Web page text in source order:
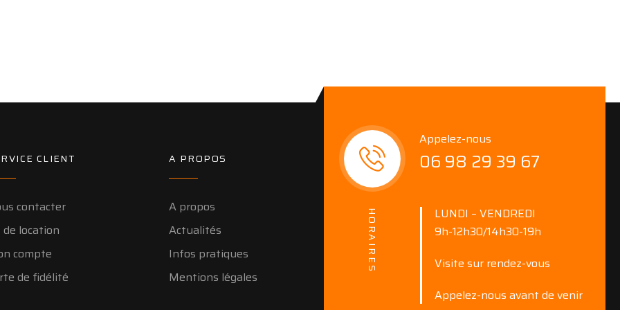
CLIENT
contacter
de location
compte
de fidélité
A PROPOS
A propos
Actualités
Infos pratiques
Mentions légales
Appelez-nous
06 98 29 39 67
HORAIRES
LUNDI – VENDREDI
9h-12h30/14h30-19h
Visite sur rendez-vous
Appelez-nous avant de venir